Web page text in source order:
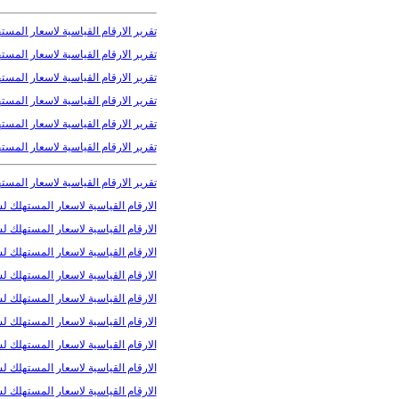
تقرير الارقام القياسية لاسعار
تقرير الارقام القياسية لاسعار
تقرير الارقام القياسية لاسعار
تقرير الارقام القياسية لاسعار
تقرير الارقام القياسية لاسعار
تقرير الارقام القياسية لاسعار
تقرير الارقام القياسية لاسعار
الارقام القياسية لاسعار المستهلك
الارقام القياسية لاسعار المستهلك
الارقام القياسية لاسعار المستهلك
الارقام القياسية لاسعار المستهلك
الارقام القياسية لاسعار المستهلك
الارقام القياسية لاسعار المستهلك
الارقام القياسية لاسعار المستهلك
الارقام القياسية لاسعار المستهلك
الارقام القياسية لاسعار المستهلك